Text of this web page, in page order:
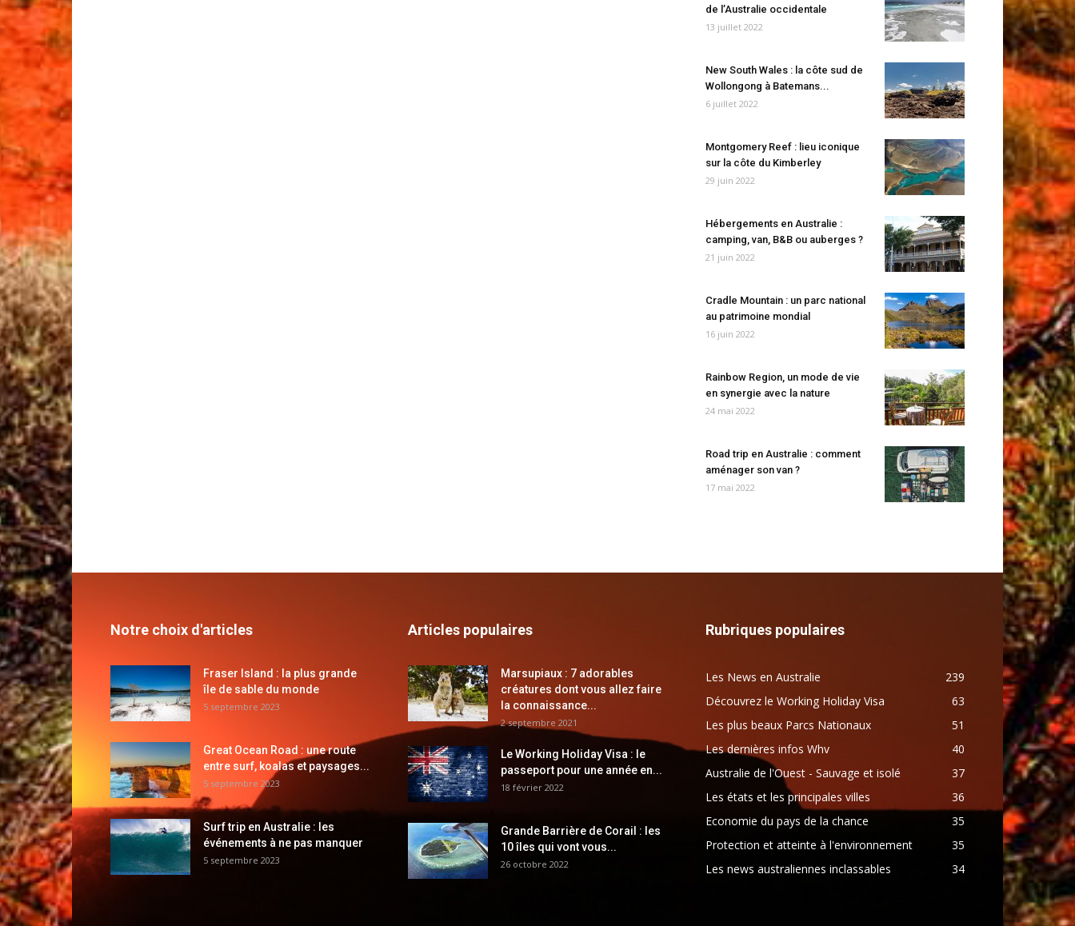
de l’Australie occidentale
13 juillet 2022
New South Wales : la côte sud de
Wollongong à Batemans...
6 juillet 2022
Montgomery Reef : lieu iconique
sur la côte du Kimberley
29 juin 2022
Hébergements en Australie :
camping, van, B&B ou auberges ?
21 juin 2022
Cradle Mountain : un parc national
au patrimoine mondial
16 juin 2022
Rainbow Region, un mode de vie
en synergie avec la nature
24 mai 2022
Road trip en Australie : comment
aménager son van ?
17 mai 2022
Notre choix d'articles
Fraser Island : la plus grande
île de sable du monde
5 septembre 2023
Great Ocean Road : une route
entre surf, koalas et paysages...
5 septembre 2023
Surf trip en Australie : les
événements à ne pas manquer
5 septembre 2023
Articles populaires
Marsupiaux : 7 adorables
créatures dont vous allez faire
la connaissance...
2 septembre 2021
Le Working Holiday Visa : le
passeport pour une année en...
18 février 2022
Grande Barrière de Corail : les
10 îles qui vont vous...
26 octobre 2022
Rubriques populaires
Les News en Australie
239
Découvrez le Working Holiday Visa
63
Les plus beaux Parcs Nationaux
51
Les dernières infos Whv
40
Australie de l'Ouest - Sauvage et isolé
37
Les états et les principales villes
36
Economie du pays de la chance
35
Protection et atteinte à l'environnement
35
Les news australiennes inclassables
34